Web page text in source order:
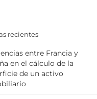
recientes
entre Francia y
en el cálculo de la
de un activo